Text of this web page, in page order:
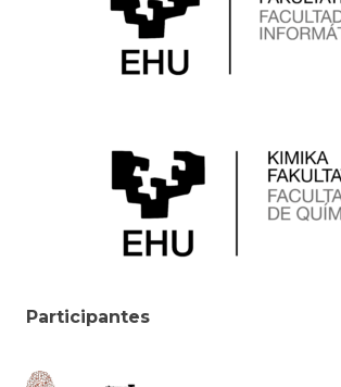
Participantes